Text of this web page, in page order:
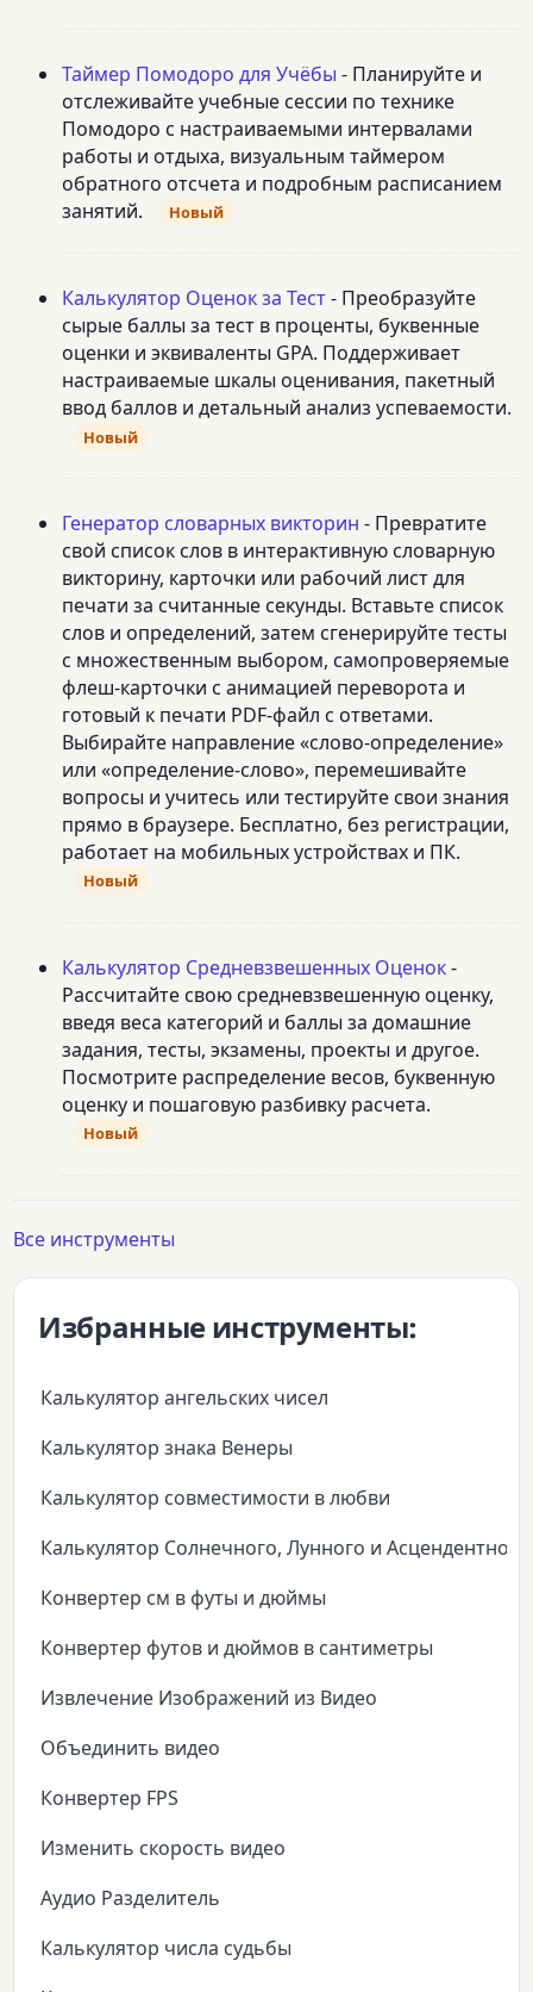
Таймер Помодоро для Учёбы - Планируйте и
отслеживайте учебные сессии по технике
Помодоро с настраиваемыми интервалами
работы и отдыха, визуальным таймером
обратного отсчета и подробным расписанием
занятий.
Новый
Калькулятор Оценок за Тест- Преобразуйте
сырые баллы за тест в проценты, буквенные
оценки и эквиваленты GPA. Поддерживает
настраиваемые шкалы оценивания, пакетный
ввод баллов и детальный анализ успеваемости.
Новый
Генератор словарных викторин - Превратите
свой список слов в интерактивную словарную
викторину, карточки или рабочий лист для
печати за считанные секунды. Вставьте список
слов и определений, затем сгенерируйте тесты
с множественным выбором, самопроверяемые
флеш-карточки с анимацией переворота и
готовый к печати PDF-файл с ответами.
Выбирайте направление «слово-определение»
или «определение-слово», перемешивайте
вопросы и учитесь или тестируйте свои знания
прямо в браузере. Бесплатно, без регистрации,
работает на мобильных устройствах и ПК.
Новый
Калькулятор Средневзвешенных Оценок-
Рассчитайте свою средневзвешенную оценку,
введя веса категорий и баллы за домашние
задания, тесты, экзамены, проекты и другое.
Посмотрите распределение весов, буквенную
оценку и пошаговую разбивку расчета.
Новый
Все инструменты
Избранные инструменты:
Калькулятор ангельских чисел
Калькулятор знака Венеры
Калькулятор совместимости в любви
Калькулятор Солнечного, Лунного и Асцендентного
Конвертер см в футы и дюймы
Конвертер футов и дюймов в сантиметры
Извлечение Изображений из Видео
Объединить видео
Конвертер FPS
Изменить скорость видео
Аудио Разделитель
Калькулятор числа судьбы